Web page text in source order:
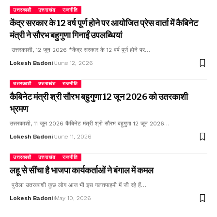
उत्तरकाशी उत्तराखंड राजनीति
केंद्र सरकार के 12 वर्ष पूर्ण होने पर आयोजित प्रेस वार्ता में कैबिनेट
मंत्री ने सौरभ बहुगुणा गिनाईं उपलब्धियां
उत्तरकाशी, 12 जून 2026 *केंद्र सरकार के 12 वर्ष पूर्ण होने पर…
Lokesh Badoni June 12, 2026
उत्तरकाशी उत्तराखंड राजनीति
कैबिनेट मंत्री श्री सौरभ बहुगुणा 12 जून 2026 को उतरकाशी
भ्रमण
उत्तरकाशी, 11 जून 2026 कैबिनेट मंत्री श्री सौरभ बहुगुणा 12 जून 2026…
Lokesh Badoni June 11, 2026
उत्तरकाशी उत्तराखंड राजनीति
लहू से सींचा है भाजपा कार्यकर्ताओं ने बंगाल में कमल
पुरोला उतरकाशी कुछ लोग आज भी इस गलतफहमी में जी रहे हैं…
Lokesh Badoni May 10, 2026